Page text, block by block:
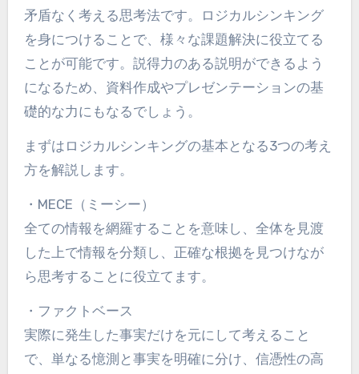
矛盾なく考える思考法です。ロジカルシンキング
を身につけることで、様々な課題解決に役立てる
ことが可能です。説得力のある説明ができるよう
になるため、資料作成やプレゼンテーションの基
礎的な力にもなるでしょう。
まずはロジカルシンキングの基本となる3つの考え
方を解説します。
・MECE（ミーシー）
全ての情報を網羅することを意味し、全体を見渡
した上で情報を分類し、正確な根拠を見つけなが
ら思考することに役立てます。
・ファクトベース
実際に発生した事実だけを元にして考えること
で、単なる憶測と事実を明確に分け、信憑性の高